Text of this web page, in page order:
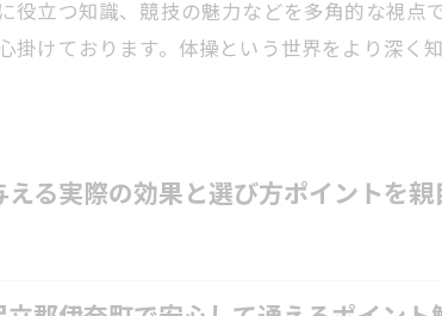
立つ知識、競技の魅力などを多角的な視点
けております。体操という世界をより深く
る実際の効果と選び方ポイントを